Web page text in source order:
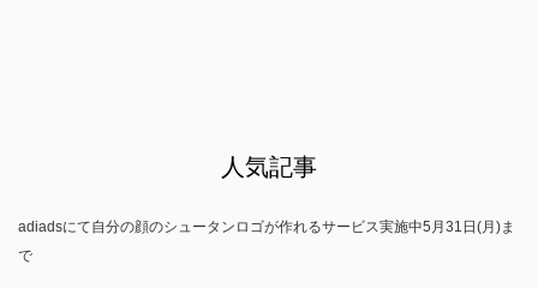
人気記事
adiadsにて自分の顔のシュータンロゴが作れるサービス実施中5月31日(月)ま
で